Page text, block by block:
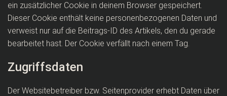
ein zusätzlicher Cookie in deinem Browser gespeichert.
Dieser Cookie enthält keine personenbezogenen Daten und
verweist nur auf die Beitrags-ID des Artikels, den du gerade
bearbeitet hast. Der Cookie verfällt nach einem Tag.
Zugriffsdaten
Der Websitebetreiber bzw. Seitenprovider erhebt Daten über